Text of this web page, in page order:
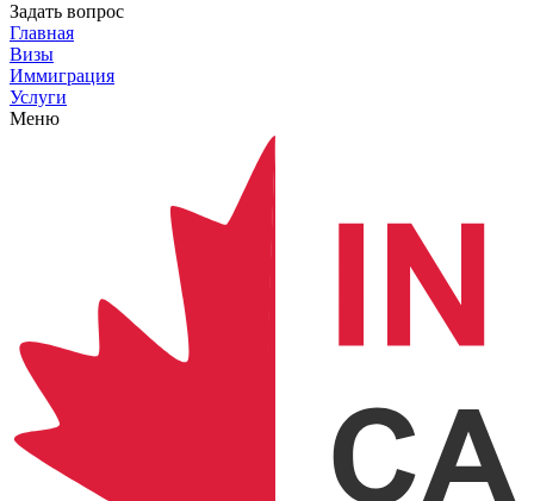
Задать вопрос
Главная
Визы
Иммиграция
Услуги
Меню